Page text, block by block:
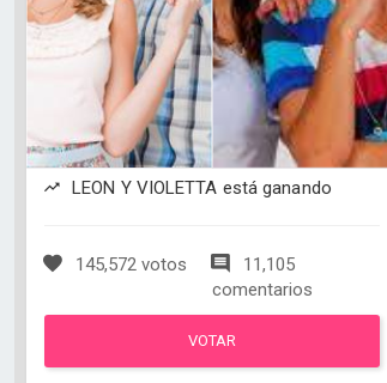
LEON Y VIOLETTA está ganando
145,572 votos
11,105
comentarios
VOTAR